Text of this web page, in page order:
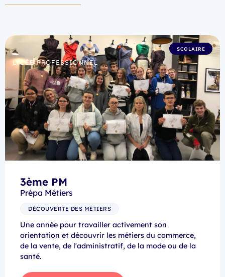
SCOLAIRE
LYCÉE PROFESSIONNEL
3ème PM
Prépa Métiers
DÉCOUVERTE DES MÉTIERS
Une année pour travailler activement son
orientation et découvrir les métiers du commerce,
de la vente, de l'administratif, de la mode ou de la
santé.